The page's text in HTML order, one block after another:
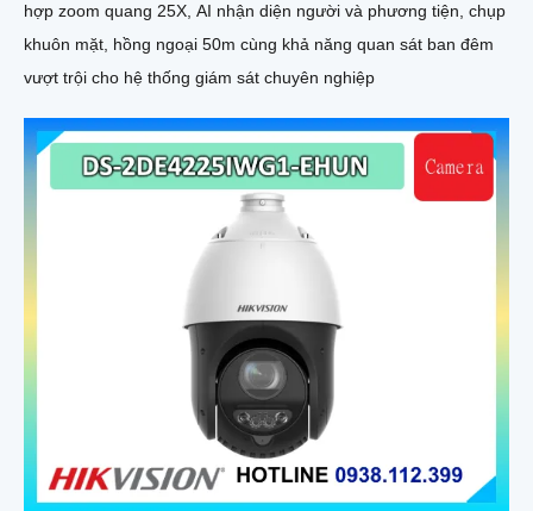
hợp zoom quang 25X, AI nhận diện người và phương tiện, chụp
khuôn mặt, hồng ngoại 50m cùng khả năng quan sát ban đêm
vượt trội cho hệ thống giám sát chuyên nghiệp